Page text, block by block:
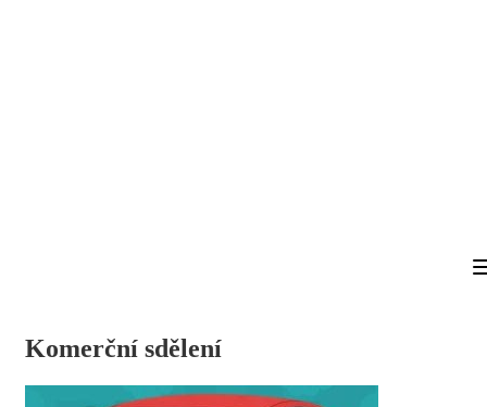
Komerční sdělení